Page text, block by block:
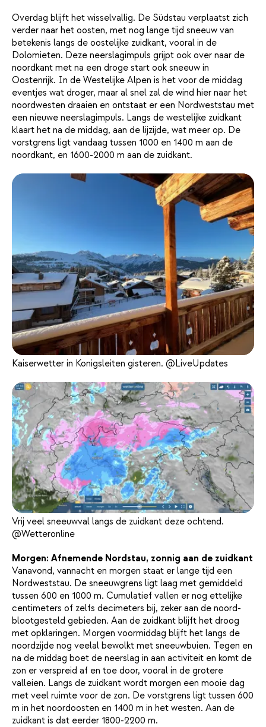
Overdag blijft het wisselvallig. De Südstau verplaatst zich
verder naar het oosten, met nog lange tijd sneeuw van
betekenis langs de oostelijke zuidkant, vooral in de
Dolomieten. Deze neerslagimpuls grijpt ook over naar de
noordkant met na een droge start ook sneeuw in
Oostenrijk. In de Westelijke Alpen is het voor de middag
eventjes wat droger, maar al snel zal de wind hier naar het
noordwesten draaien en ontstaat er een Nordweststau met
een nieuwe neerslagimpuls. Langs de westelijke zuidkant
klaart het na de middag, aan de lijzijde, wat meer op. De
vorstgrens ligt vandaag tussen 1000 en 1400 m aan de
noordkant, en 1600-2000 m aan de zuidkant.
Kaiserwetter in Konigsleiten gisteren. @LiveUpdates
Vrij veel sneeuwval langs de zuidkant deze ochtend.
@Wetteronline
Morgen: Afnemende Nordstau, zonnig aan de zuidkant
Vanavond, vannacht en morgen staat er lange tijd een
Nordweststau. De sneeuwgrens ligt laag met gemiddeld
tussen 600 en 1000 m. Cumulatief vallen er nog ettelijke
centimeters of zelfs decimeters bij, zeker aan de noord-
blootgesteld gebieden. Aan de zuidkant blijft het droog
met opklaringen. Morgen voormiddag blijft het langs de
noordzijde nog veelal bewolkt met sneeuwbuien. Tegen en
na de middag boet de neerslag in aan activiteit en komt de
zon er verspreid af en toe door, vooral in de grotere
valleien. Langs de zuidkant wordt morgen een mooie dag
met veel ruimte voor de zon. De vorstgrens ligt tussen 600
m in het noordoosten en 1400 m in het westen. Aan de
zuidkant is dat eerder 1800-2200 m.